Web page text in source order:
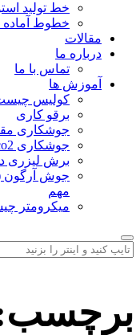
خط تولید
خطوط
مقالات
درباره ما
تماس با ما
آموزش ها
کولیس
برقو کاری
جوشکاری
جوشکاری co2
برش لیزری
مهم
میکرومتر